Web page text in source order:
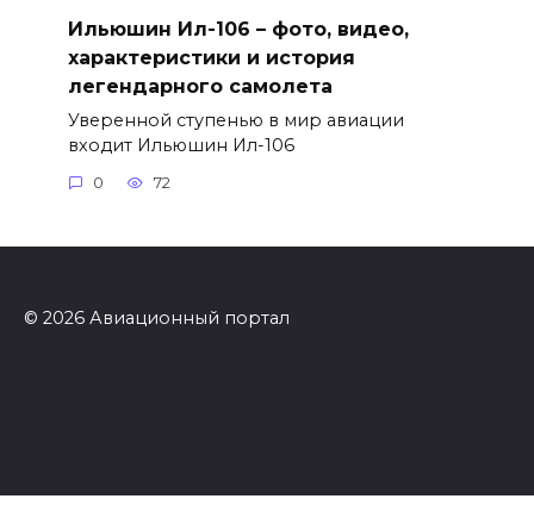
Ильюшин Ил-106 – фото, видео,
характеристики и история
легендарного самолета
Уверенной ступенью в мир авиации
входит Ильюшин Ил-106
0 72
© 2026 Авиационный портал